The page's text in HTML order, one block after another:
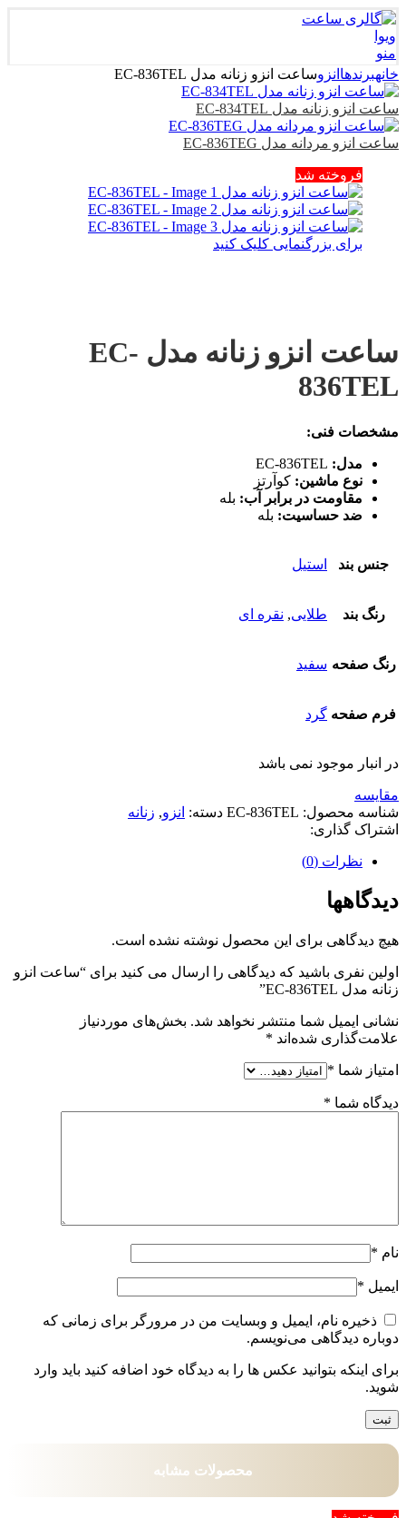
منو
خانهبرندها انزوساعت انزو زنانه مدل EC-836TEL
ساعت انزو زنانه مدل EC-834TEL
ساعت انزو مردانه مدل EC-836TEG
فروخته شد
برای بزرگنمایی کلیک کنید
ساعت انزو زنانه مدل EC-
836TEL
مشخصات فنی:
مدل: EC-836TEL
نوع ماشین: کوآرتز
مقاومت در برابر آب: بله
ضد حساسیت: بله
جنس بند استیل
رنگ بند طلایی, نقره ای
رنگ صفحه سفید
فرم صفحه گرد
در انبار موجود نمی باشد
مقایسه
شناسه محصول: EC-836TEL دسته: انزو, زنانه
اشتراک گذاری:
نظرات (0)
دیدگاهها
هیچ دیدگاهی برای این محصول نوشته نشده است.
اولین نفری باشید که دیدگاهی را ارسال می کنید برای “ساعت انزو
زنانه مدل EC-836TEL”
نشانی ایمیل شما منتشر نخواهد شد. بخش‌های موردنیاز
علامت‌گذاری شده‌اند *
امتیاز شما *
دیدگاه شما *
نام *
ایمیل *
ذخیره نام، ایمیل و وبسایت من در مرورگر برای زمانی که
دوباره دیدگاهی می‌نویسم.
برای اینکه بتوانید عکس ها را به دیدگاه خود اضافه کنید باید وارد
شوید.
محصولات مشابه